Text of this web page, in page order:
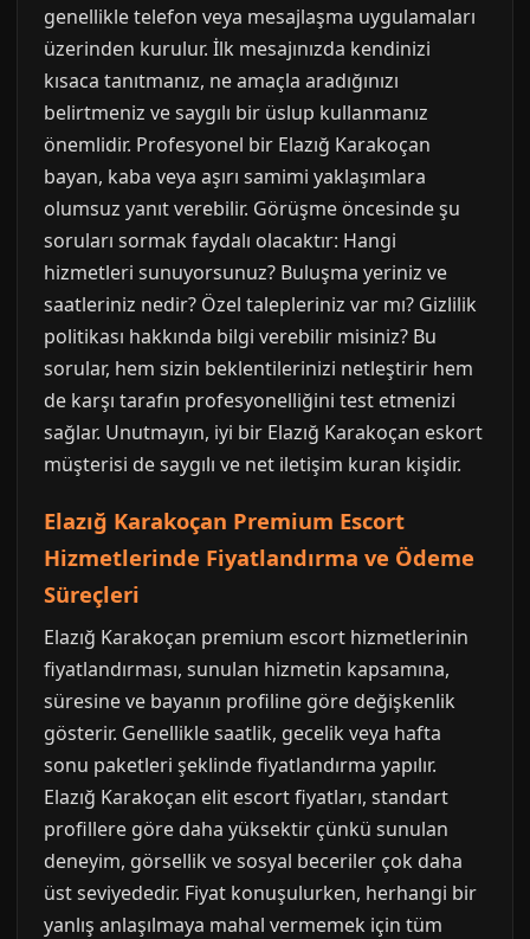
genellikle telefon veya mesajlaşma uygulamaları
üzerinden kurulur. İlk mesajınızda kendinizi
kısaca tanıtmanız, ne amaçla aradığınızı
belirtmeniz ve saygılı bir üslup kullanmanız
önemlidir. Profesyonel bir Elazığ Karakoçan
bayan, kaba veya aşırı samimi yaklaşımlara
olumsuz yanıt verebilir. Görüşme öncesinde şu
soruları sormak faydalı olacaktır: Hangi
hizmetleri sunuyorsunuz? Buluşma yeriniz ve
saatleriniz nedir? Özel talepleriniz var mı? Gizlilik
politikası hakkında bilgi verebilir misiniz? Bu
sorular, hem sizin beklentilerinizi netleştirir hem
de karşı tarafın profesyonelliğini test etmenizi
sağlar. Unutmayın, iyi bir Elazığ Karakoçan eskort
müşterisi de saygılı ve net iletişim kuran kişidir.
Elazığ Karakoçan Premium Escort
Hizmetlerinde Fiyatlandırma ve Ödeme
Süreçleri
Elazığ Karakoçan premium escort hizmetlerinin
fiyatlandırması, sunulan hizmetin kapsamına,
süresine ve bayanın profiline göre değişkenlik
gösterir. Genellikle saatlik, gecelik veya hafta
sonu paketleri şeklinde fiyatlandırma yapılır.
Elazığ Karakoçan elit escort fiyatları, standart
profillere göre daha yüksektir çünkü sunulan
deneyim, görsellik ve sosyal beceriler çok daha
üst seviyededir. Fiyat konuşulurken, herhangi bir
yanlış anlaşılmaya mahal vermemek için tüm